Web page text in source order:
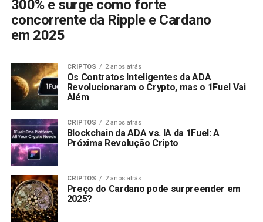
300% e surge como forte
concorrente da Ripple e Cardano
em 2025
CRIPTOS 2 anos atrás
Os Contratos Inteligentes da ADA
Revolucionaram o Crypto, mas o 1Fuel Vai
Além
CRIPTOS 2 anos atrás
Blockchain da ADA vs. IA da 1Fuel: A
Próxima Revolução Cripto
CRIPTOS 2 anos atrás
Preço do Cardano pode surpreender em
2025?